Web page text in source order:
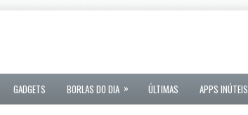
GADGETS BORLAS DO DIA » ÚLTIMAS APPS INÚTEIS